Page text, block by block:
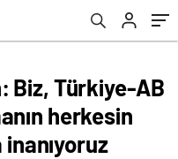
Biz, Türkiye-AB
herkesin